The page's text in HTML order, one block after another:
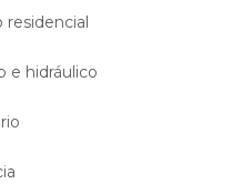
e hidráulico